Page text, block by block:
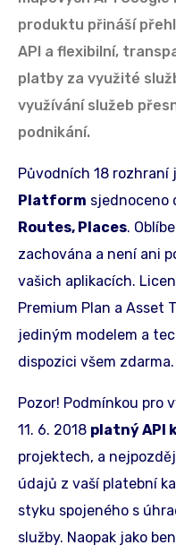
produktu přináší
API a flexibilní,
platby za využité
využívání služeb
podnikání.
Původních 18 rozhraní
Platform sjednoceno
Routes, Places.
zachována a není ani
vašich aplikacích.
Premium Plan a Asset
jediným modelem a
dispozici všem zdarma.
Pozor! Podmínkou pro
11. 6. 2018 platný API
projektech, a
údajů z vaší platební
styku spojeného s
služby. Naopak jako